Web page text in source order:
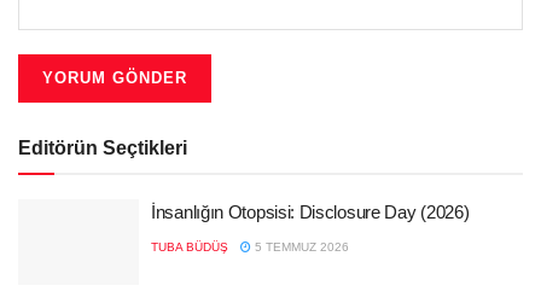
Editörün Seçtikleri
İnsanlığın Otopsisi: Disclosure Day (2026)
TUBA BÜDÜŞ 5 TEMMUZ 2026